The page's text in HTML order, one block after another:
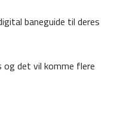
baneguide til deres
og det vil komme flere